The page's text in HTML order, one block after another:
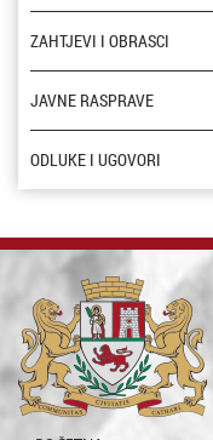
ZAHTJEVI I OBRASCI
JAVNE RASPRAVE
ODLUKE I UGOVORI